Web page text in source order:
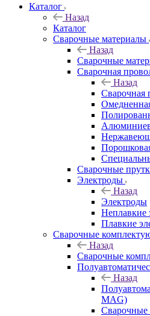
Каталог
Назад
Каталог
Сварочные материалы
Назад
Сварочные
Сварочная
Назад
Сварочная
Сварочные
Электроды
Назад
Электроды
Неплавкие
Плавкие
Сварочные
Назад
Сварочные
Назад
MAG)
Сварочные